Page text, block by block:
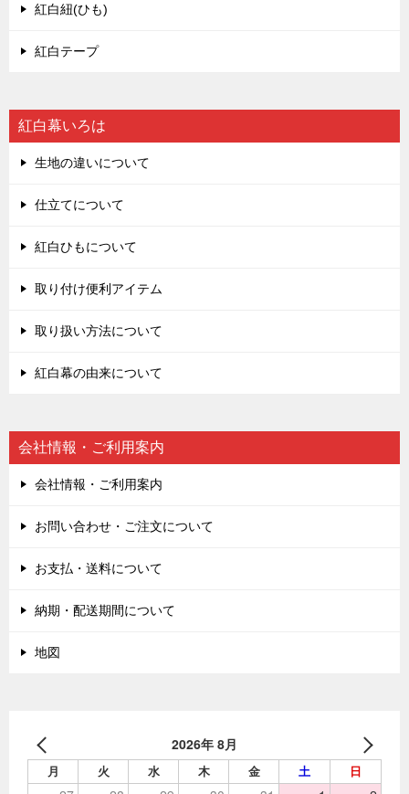
紅白紐(ひも)
紅白テープ
紅白幕いろは
生地の違いについて
仕立てについて
紅白ひもについて
取り付け便利アイテム
取り扱い方法について
紅白幕の由来について
会社情報・ご利用案内
会社情報・ご利用案内
お問い合わせ・ご注文について
お支払・送料について
納期・配送期間について
地図
2026年 8月
月 火 水 木 金 土 日